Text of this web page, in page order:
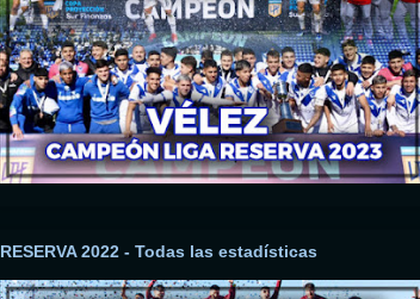
RESERVA 2022 - Todas las estadísticas